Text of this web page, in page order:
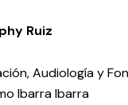
Ruiz
Audiología y
Ibarra Ibarra